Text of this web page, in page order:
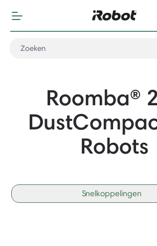
Roomba®
Robots
Snelkoppelingen